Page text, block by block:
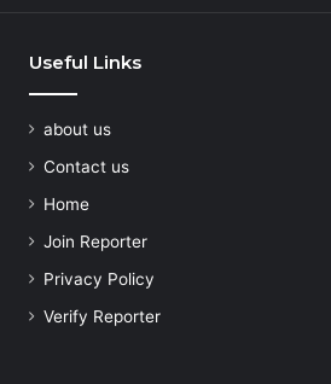
Useful Links
about us
Contact us
Home
Join Reporter
Privacy Policy
Verify Reporter